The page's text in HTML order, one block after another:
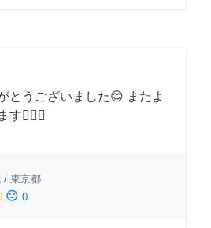
とうございました😊 またよ
🙆‍♀️✨
/ 東京都
sentiment_dissatisfied 0